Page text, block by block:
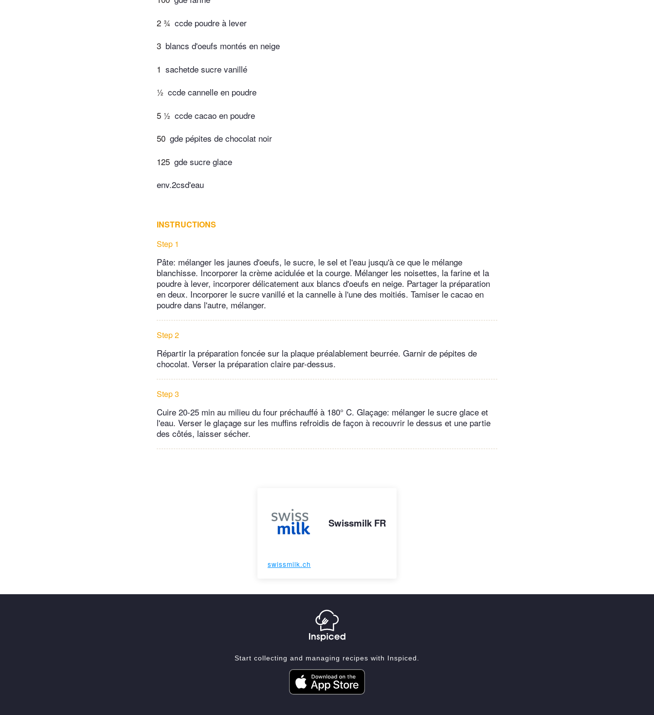
2 ¾ ccde poudre à lever
3 blancs d'oeufs montés en neige
1 sachetde sucre vanillé
½ ccde cannelle en poudre
5 ½ ccde cacao en poudre
50 gde pépites de chocolat noir
125 gde sucre glace
env.2csd'eau
INSTRUCTIONS
Step 1
Pâte: mélanger les jaunes d'oeufs, le sucre, le sel et l'eau jusqu'à ce que le mélange
blanchisse. Incorporer la crème acidulée et la courge. Mélanger les noisettes, la farine et la
poudre à lever, incorporer délicatement aux blancs d'oeufs en neige. Partager la préparation
en deux. Incorporer le sucre vanillé et la cannelle à l'une des moitiés. Tamiser le cacao en
poudre dans l'autre, mélanger.
Step 2
Répartir la préparation foncée sur la plaque préalablement beurrée. Garnir de pépites de
chocolat. Verser la préparation claire par-dessus.
Step 3
Cuire 20-25 min au milieu du four préchauffé à 180° C. Glaçage: mélanger le sucre glace et
l'eau. Verser le glaçage sur les muffins refroidis de façon à recouvrir le dessus et une partie
des côtés, laisser sécher.
Swissmilk FR
swissmilk.ch
Start collecting and managing recipes with Inspiced.